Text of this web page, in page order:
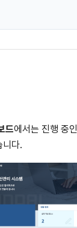
드에서는 진행 중
니다.